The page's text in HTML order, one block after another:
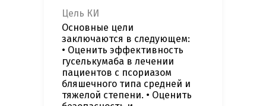
Цель КИ
Основные цели
заключаются в следующем:
• Оценить эффективность
гуселькумаба в лечении
пациентов с псориазом
бляшечного типа средней и
тяжелой степени. • Оценить